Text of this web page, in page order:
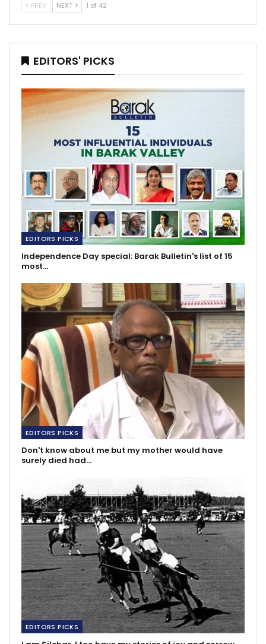
PREV NEXT 1 of 42
EDITORS' PICKS
EDITORS PICKS
Independence Day special: Barak Bulletin's list of 15
most…
EDITORS PICKS
Don't know about me but my mother would have
surely died had…
EDITORS PICKS